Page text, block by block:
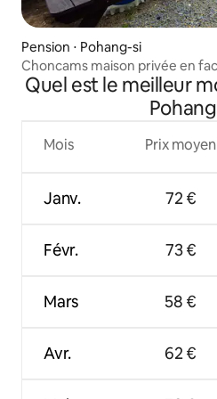
Pension ⋅ Pohang-si
Choncams maison privée en
Pohang I Nawon Pyo
Quel est le meilleur
Mois
Janv.
Févr.
Mars
Avr.
Prix moyen
72 €
73 €
58 €
62 €